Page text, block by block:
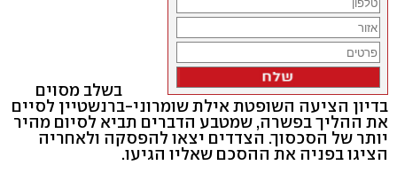
בשלב מסוים
בדיון הציעה השופטת אילת שומרוני-ברנשטיין לסיים
את ההליך בפשרה, שמטבע הדברים תביא לסיום מהיר
יותר של הסכסוך. הצדדים יצאו להפסקה ולאחריה
הציגו בפניה את ההסכם שאליו הגיעו.